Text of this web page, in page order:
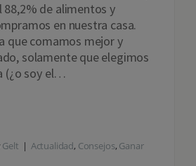
88,2% de alimentos y
en nuestra casa.
que comamos mejor y
solamente que elegimos
(¿o soy el…
Gelt Actualidad, Consejos, Ganar